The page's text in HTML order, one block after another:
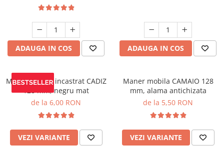
ADAUGA IN COS ADAUGA IN COS
Maner mobila incastrat CADIZ
128 mm, negru mat
de la 6,00 RON
VEZI VARIANTE
Maner mobila CAMAIO 128
mm, alama antichizata
de la 5,50 RON
VEZI VARIANTE